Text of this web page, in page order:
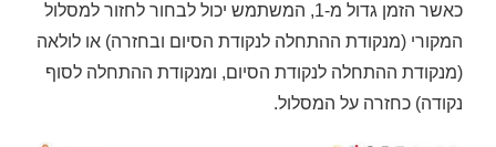
כאשר הזמן גדול מ-1, המשתמש יכול לבחור לחזור למסלול
המקורי (מנקודת ההתחלה לנקודת הסיום ובחזרה) או לולאה
(מנקודת ההתחלה לנקודת הסיום, ומנקודת ההתחלה לסוף
נקודה) כחזרה על המסלול.